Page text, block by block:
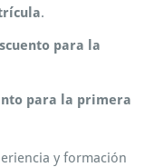
.
para la
para la primera
y formación